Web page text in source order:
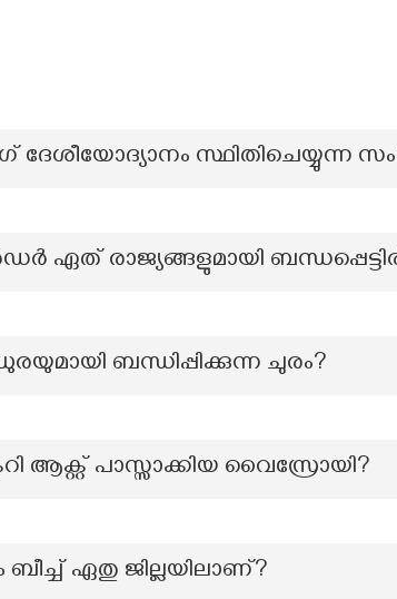
ദേശീയോദ്യാനം സ്ഥിതിചെയ്യുന്ന
ഏത് രാജ്യങ്ങളുമായി
ബന്ധിപ്പിക്കുന്ന ചുരം?
ആക്റ്റ് പാസ്സാക്കിയ വൈസ്രോയി?
ബീച്ച് ഏതു ജില്ലയിലാണ്?